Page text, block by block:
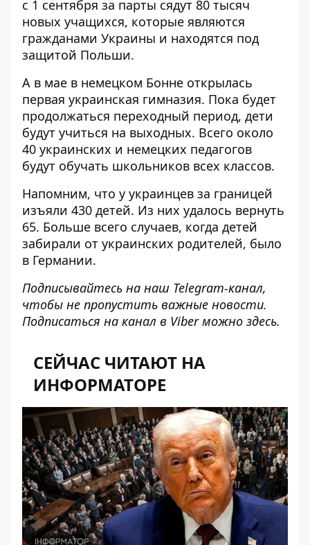
с 1 сентября за парты сядут 80 тысяч
новых учащихся, которые являются
гражданами Украины и находятся под
защитой Польши.
А в мае в немецком Бонне открылась
первая украинская гимназия. Пока будет
продолжаться переходный период, дети
будут учиться на выходных. Всего около
40 украинских и немецких педагогов
будут обучать школьников всех классов.
Напомним, что у украинцев за границей
изъяли 430 детей. Из них удалось вернуть
65. Больше всего случаев, когда детей
забирали от украинских родителей, было
в Германии.
Подписывайтесь на наш Telegram-канал,
чтобы не пропустить важные новости.
Подписаться на канал в Viber можно здесь.
СЕЙЧАС ЧИТАЮТ НА
ИНФОРМАТОРЕ